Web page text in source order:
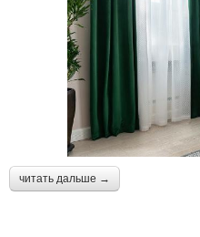
читать дальше →